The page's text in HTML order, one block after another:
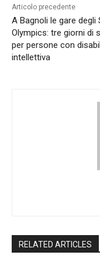
Articolo precedente
A Bagnoli le gare degli
Olympics: tre giorni di
per persone con
intellettiva
RELATED ARTICLES